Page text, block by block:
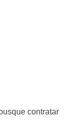
contratar